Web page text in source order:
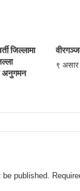
जिल्लामा
अनुगमन
९
published.